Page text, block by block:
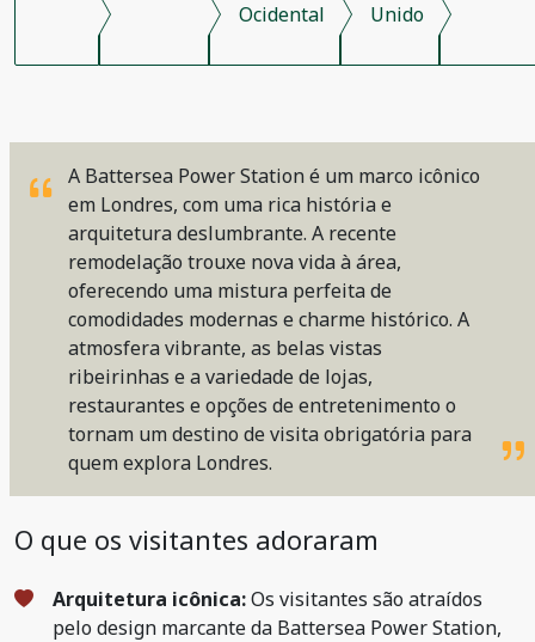
Ocidental
Unido
A Battersea Power Station é um marco icônico
em Londres, com uma rica história e
arquitetura deslumbrante. A recente
remodelação trouxe nova vida à área,
oferecendo uma mistura perfeita de
comodidades modernas e charme histórico. A
atmosfera vibrante, as belas vistas
ribeirinhas e a variedade de lojas,
restaurantes e opções de entretenimento o
tornam um destino de visita obrigatória para
quem explora Londres.
O que os visitantes adoraram
Arquitetura icônica:Os visitantes são atraídos
pelo design marcante da Battersea Power Station,